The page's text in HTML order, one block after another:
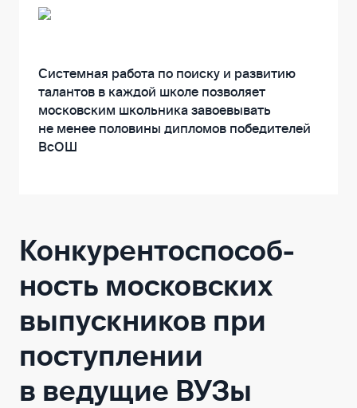
Системная работа по поиску и развитию
талантов в каждой школе позволяет
московским школьника завоевывать
не менее половины дипломов победителей
ВсОШ
Конкурентоспособ­
ность московских
выпускников при
поступлении
в ведущие ВУЗы